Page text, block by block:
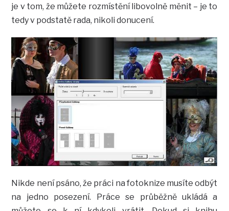
je v tom, že můžete rozmístění libovolně měnit – je to
tedy v podstatě rada, nikoli donucení.
Nikde není psáno, že práci na fotoknize musíte odbýt
na jedno posezení. Práce se průběžně ukládá a